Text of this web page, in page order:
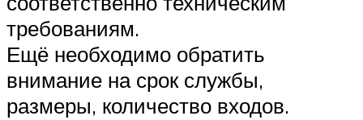
требованиям.
Ещё необходимо обратить
внимание на срок службы,
размеры, количество входов.